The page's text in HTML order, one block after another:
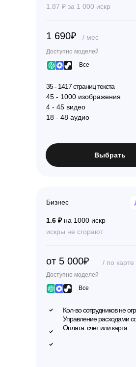
Все
Доступно моделей
Бизнес
искры не сгорают
1.6 ₽на 1000 искр
от 5 000₽ / по карте
Кол-во сотрудников не
Управление расходами
Оплата: счет или карта
1.87 ₽ за 1 000 искр
1 690₽ / мес
35 - 1417 страниц текста
45 - 1000 изображения
4 - 45 видео
18 - 48 аудио
Выбрать
Все
Доступно моделей